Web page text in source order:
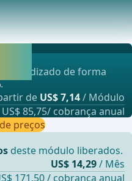
sintomas baseado em
na imunoterapia p
de forma
.
de US$ 7,14/ Módulo
US$ 85,75/ cobrança anual
preços
deste módulo liberados.
US$ 14,29/ Mês
171,50 / cobrança anual